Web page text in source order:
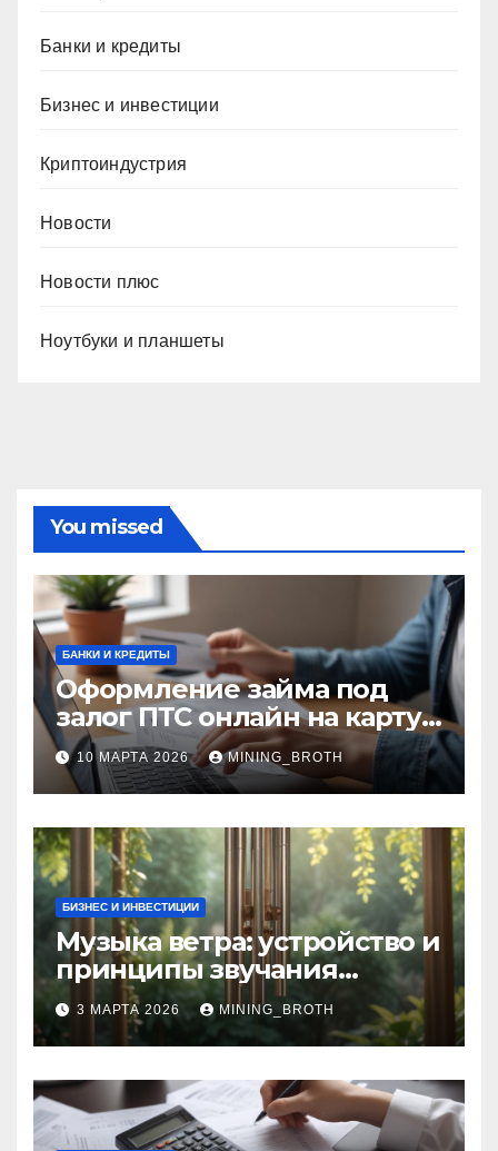
Банки и кредиты
Бизнес и инвестиции
Криптоиндустрия
Новости
Новости плюс
Ноутбуки и планшеты
You missed
БАНКИ И КРЕДИТЫ
Оформление займа под
залог ПТС онлайн на карту
без визита в офис: порядок,
требования и документы
10 МАРТА 2026 MINING_BROTH
БИЗНЕС И ИНВЕСТИЦИИ
Музыка ветра: устройство и
принципы звучания
колокольчиков
3 МАРТА 2026 MINING_BROTH